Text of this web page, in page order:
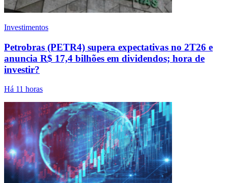
Investimentos
Petrobras (PETR4) supera expectativas no 2T26 e
anuncia R$ 17,4 bilhões em dividendos; hora de
investir?
Há 11 horas